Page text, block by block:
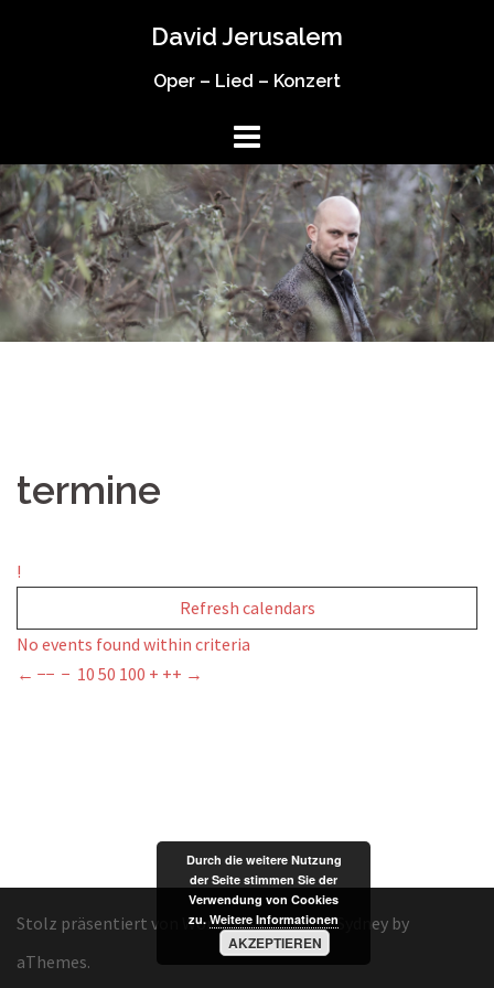
David Jerusalem
Oper – Lied – Konzert
termine
!
Refresh calendars
No events found within criteria
← −− − 10 50 100 + ++ →
Stolz präsentiert von WordPress|Theme:Sydney by
aThemes.
Durch die weitere Nutzung
der Seite stimmen Sie der
Verwendung von Cookies
zu. Weitere Informationen
AKZEPTIEREN